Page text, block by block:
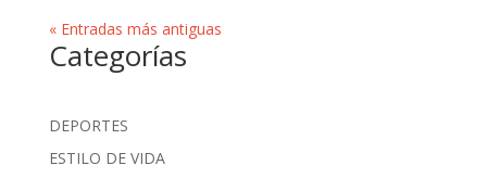
« Entradas más antiguas
Categorías
DEPORTES
ESTILO DE VIDA